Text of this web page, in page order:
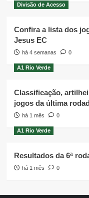
Divisão de Acesso
Confira a lista dos
Jesus EC
há 4 semanas 0
A1 Rio Verde
Classificação,
jogos da última
há 1 mês 0
A1 Rio Verde
Resultados da 6ª
há 1 mês 0